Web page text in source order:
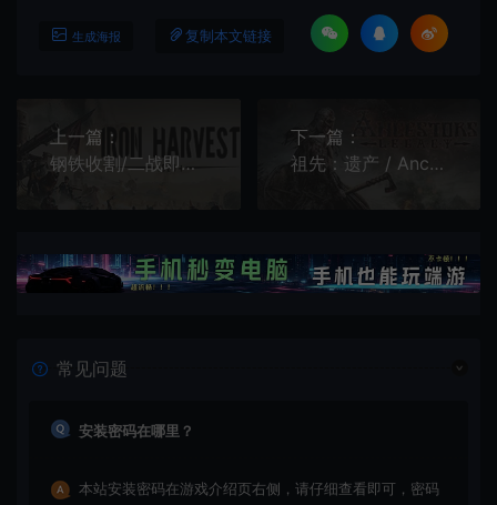
生成海报 复制本文链接
上一篇：
钢铁收割/二战即时战略游戏 Iron Harvest 下载
下一篇：
祖先：遗产 / Ancestors Legacy 经典即时战略游戏
常见问题
安装密码在哪里？
本站安装密码在游戏介绍页右侧，请仔细查看即可，密码